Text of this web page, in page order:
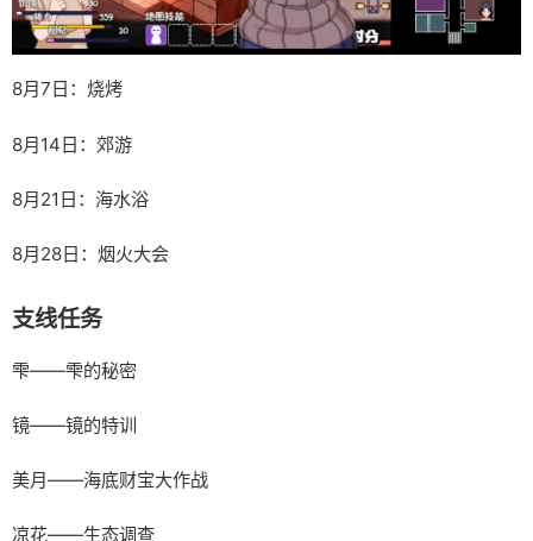
8月7日：烧烤
8月14日：郊游
8月21日：海水浴
8月28日：烟火大会
支线任务
雫——雫的秘密
镜——镜的特训
美月——海底财宝大作战
凉花——生态调查